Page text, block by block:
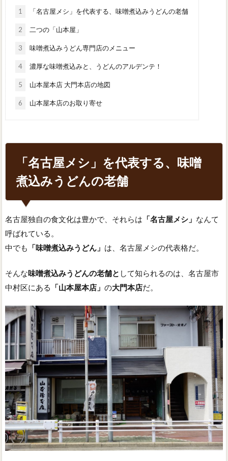
1 「名古屋メシ」を代表する、味噌煮込みうどんの老舗
2 二つの「山本屋」
3 味噌煮込みうどん専門店のメニュー
4 濃厚な味噌煮込みと、うどんのアルデンテ！
5 山本屋本店 大門本店の地図
6 山本屋本店のお取り寄せ
「名古屋メシ」を代表する、味噌
煮込みうどんの老舗
名古屋独自の食文化は豊かで、それらは 「名古屋メシ」 なんて
呼ばれている。
中でも
「味噌煮込みうどん」 は、名古屋メシの代表格だ。
そんな味噌煮込みうどんの老舗と して知られるのは、名古屋市
中村区にある
「山本屋本店」 の大門本店だ。